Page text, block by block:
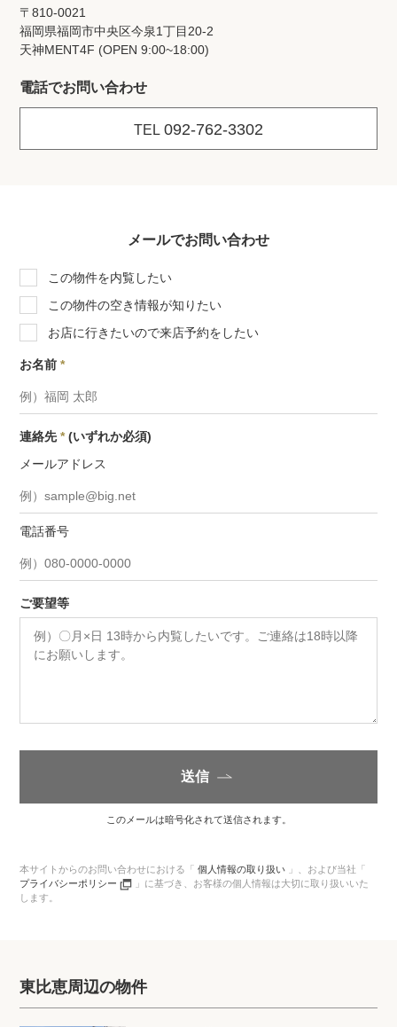
〒810-0021
福岡県福岡市中央区今泉1丁目20‐2
天神MENT4F (OPEN 9:00~18:00)
電話でお問い合わせ
TEL 092-762-3302
メールでお問い合わせ
この物件を内覧したい
この物件の空き情報が知りたい
お店に行きたいので来店予約をしたい
お名前*
連絡先* (いずれか必須)
メールアドレス
電話番号
ご要望等
送信
このメールは暗号化されて送信されます。
本サイトからのお問い合わせにおける「個人情報の取り扱い 」、 および当社「
プライバシーポリシー
」に基づき、 お客様の個人情報は大切に取り扱いいた
します。
東比恵周辺の物件